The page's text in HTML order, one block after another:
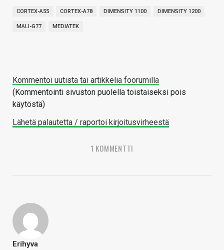
CORTEX-A55 CORTEX-A78 DIMENSITY 1100 DIMENSITY 1200
MALI-G77 MEDIATEK
Kommentoi uutista tai artikkelia foorumilla
(Kommentointi sivuston puolella toistaiseksi pois
käytöstä)
Lähetä palautetta / raportoi kirjoitusvirheestä
1 KOMMENTTI
Erihyva